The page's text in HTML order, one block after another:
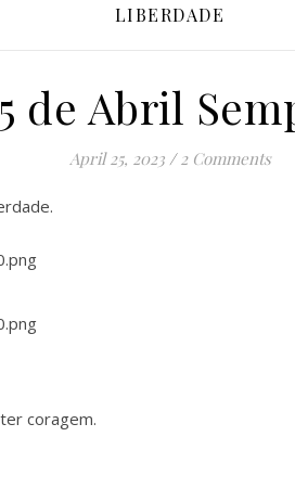
LIBERDADE
de Abril
April 25, 2023 / 2 Comments
coragem.